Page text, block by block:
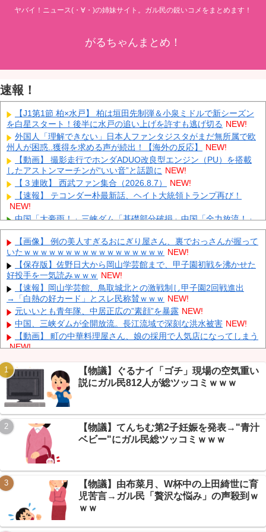
ヤバイ！ニュース(・∀・)の姉妹サイト。ガル民の鋭いコメをまとめます！
がるちゃんまとめ！
速報！
【J1第1節 柏×水戸】 柏は垣田先制弾＆小泉ミドルで新シーズン
を白星スタート！後半に水戸の追い上げを許すも逃げ切る NEW!
外国人「理解できない」日本人ファンタジスタがまだ無所属で欧
州人が困惑..獲得を求める声が続出！【海外の反応】
NEW!
【動画】 撮影走行でホンダADUO改良型エンジン（PU）を搭載
したアストンマーチンが“いい音”と話題に NEW!
【３連敗】 西武ファン集合（2026.8.7）
NEW!
【速報】 テコンダー朴最新話、ヘイト大統領トランプ再び！
NEW!
中国「大豪雨！」三峡ダム「基礎部分破損」中国「全力放流！」
台風13号「中国上陸予測」台風15号「中国接近（画像」中国「台風
同時上陸！（穀物生産が壊滅危機」→ NEW!
【悲報】 中国、橋の欄干が強風一発で粉々に 鉄筋ゼロ 当局「接
着剤でくっつけただけ」「正常で、品質問題はない」 NEW!
【悲報】 週刊誌、好き放題書きまくる 高市早苗首相は新公用車
の贅を尽くした後部座席でたばこを吸うのが至福の時間「どんどん
延びる乗車時間」 NEW!
中国人のリウさん、新エネ車で国境越えたら遠隔操作で30時間ロ
ックされる！ NEW!
K-POPアイドルの約半数が3年後には姿を消す…損益分岐点突破
は4％未満
Powered by livedoor 相互RSS
【画像】 例の美人すぎるおにぎり屋さん、裏でおっさんが握って
いたｗｗｗｗｗｗｗｗｗｗｗｗｗｗｗｗｗ NEW!
【保存版】佐野日大から岡山学芸館まで、甲子園初戦を沸かせた
好投手を一気読みｗｗｗ NEW!
【速報】岡山学芸館、鳥取城北との激戦制し甲子園2回戦進出
→「白熱の好カード」とスレ民称賛ｗｗｗ NEW!
元いいとも青年隊、中居正広の”素顔”を暴露 NEW!
中国、三峡ダムが全開放流。長江流域で深刻な洪水被害 NEW!
【動画】 町の中華料理屋さん、娘の採用で人気店になってしまう
NEW!
ない人は？」ｗｗｗ
NEW!
【まとめ】脱税税務署職員、懲戒免職→詐欺容疑も発覚→+民
「まだ増えるだろ」ｗｗｗ
ロシアさん、国民の財産を没収しはじめる
【朗報】10億円で「ン」で終わる食べ物縛りボタン→ガリレオ民
が本気検証したら余裕だったｗｗｗ NEW!
Powered by livedoor 相互RSS
【物議】ぐるナイ「ゴチ」現場の空気重い
説にガル民812人が総ツッコミｗｗｗ
【物議】てんちむ第2子妊娠を発表→"青汁
ベビー"にガル民総ツッコミｗｗｗ
【物議】由布菜月、W杯中の上田綺世に育
児苦言→ガル民「贅沢な悩み」の声殺到ｗ
ｗｗ